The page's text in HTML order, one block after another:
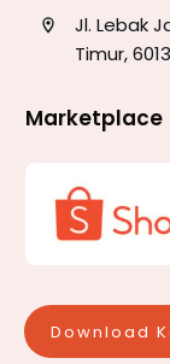
Jl. Lebak
Timur,
Marketplace
Download